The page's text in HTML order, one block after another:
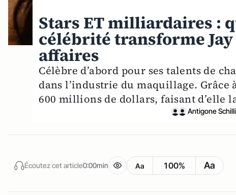
Stars ET milliardaires :
célébrité transforme Jay
affaires
Célèbre d’abord pour ses talents de
dans l’industrie du maquillage.
600 millions de dollars, faisant d’elle
Antigone
Écoutez cet article0:00min Aa 100% Aa